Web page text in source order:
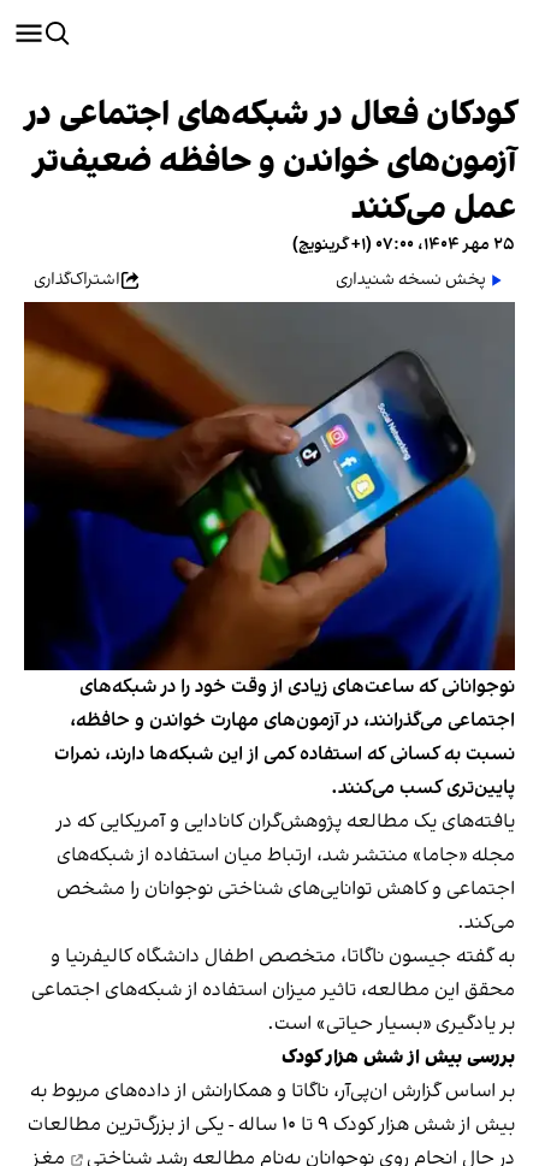
کودکان فعال در شبکه‌های اجتماعی در
آزمون‌های خواندن و حافظه ضعیف‌تر
عمل می‌کنند
۲۵ مهر ۱۴۰۴، ۰۷:۰۰ (‎+۱ گرینویچ)
پخش نسخه شنیداری
اشتراک‌گذاری
نوجوانانی که ساعت‌های زیادی از وقت خود را در شبکه‌های
اجتماعی می‌گذرانند، در آزمون‌های مهارت خواندن و حافظه،
نسبت به کسانی که استفاده کمی از این شبکه‌ها دارند، نمرات
پایین‌تری کسب می‌کنند.
یافته‌های یک مطالعه پژوهش‌گران کانادایی و آمریکایی که در
مجله «جاما» منتشر شد، ارتباط میان استفاده از شبکه‌های
اجتماعی و کاهش توانایی‌های شناختی نوجوانان را مشخص
می‌کند.
به گفته جیسون ناگاتا، متخصص اطفال دانشگاه کالیفرنیا و
محقق این مطالعه، تاثیر میزان استفاده از شبکه‌های اجتماعی
بر یادگیری «بسیار حیاتی» است.
بررسی بیش از شش هزار کودک
بر اساسگزارش ان‌پی‌آر، ناگاتا و همکارانش از داده‌های مربوط به
بیش از شش هزار کودک ۹ تا ۱۰ ساله - یکی از بزرگ‌ترین مطالعات
در حال انجام روی نوجوانان به‌نام مطالعه رشد شناختی
مغز